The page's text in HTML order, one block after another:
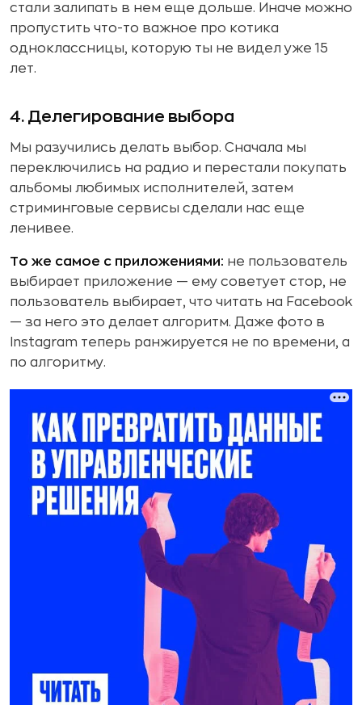
стали залипать в нем еще дольше. Иначе можно
пропустить что-то важное про котика
одноклассницы, которую ты не видел уже 15
лет.
4. Делегирование выбора
Мы разучились делать выбор. Сначала мы
переключились на радио и перестали покупать
альбомы любимых исполнителей, затем
стриминговые сервисы сделали нас еще
ленивее.
То же самое с приложениями: не пользователь
выбирает приложение — ему советует стор, не
пользователь выбирает, что читать на Facebook
— за него это делает алгоритм. Даже фото в
Instagram теперь ранжируется не по времени, а
по алгоритму.